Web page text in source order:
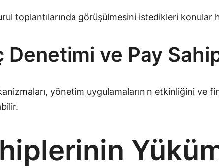
toplantılarında görüşülmesini istedikleri
Denetimi ve Pay
yönetim uygulamalarının etkinliğini ve